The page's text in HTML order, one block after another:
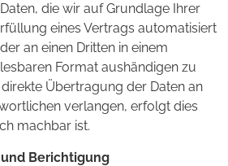
die wir auf Grundlage Ihrer
eines Vertrags automatisiert
an einen Dritten in einem
Format aushändigen zu
direkte Übertragung der Daten an
verlangen, erfolgt dies
machbar ist.
Berichtigung